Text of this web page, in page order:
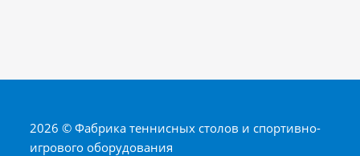
2026 © Фабрика теннисных столов и спортивно-
игрового оборудования